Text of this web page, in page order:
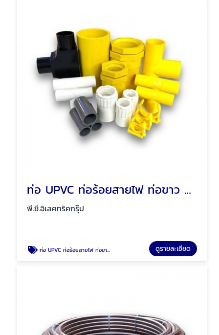
ท่อ UPVC ท่อร้อยสายไฟ ท่อขาว ท่อเหลือง พัทยา ชลบุรี
พี.ซี.อิเลคทริคกรุ๊ป
ท่อ UPVC ท่อร้อยสายไฟ ท่อขาว ท่อเหลือง พัทยา ชลบุรี ดูรายละเอียด